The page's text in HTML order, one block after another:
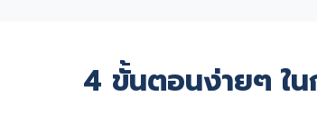
4 ขั้นตอนง่ายๆ ใน